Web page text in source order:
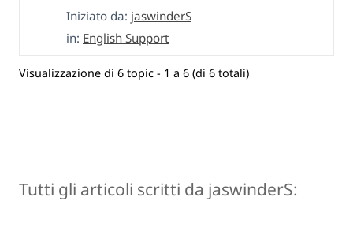
Iniziato da: jaswinderS
in: English Support
Visualizzazione di 6 topic - 1 a 6 (di 6 totali)
Tutti gli articoli scritti da jaswinderS: